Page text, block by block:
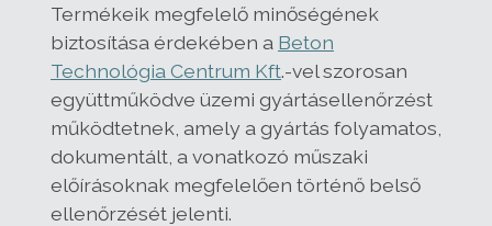
Termékeik megfelelő minőségének
biztosítása érdekében a Beton
Technológia Centrum Kft.-vel szorosan
együttműködve üzemi gyártásellenőrzést
működtetnek, amely a gyártás folyamatos,
dokumentált, a vonatkozó műszaki
előírásoknak megfelelően történő belső
ellenőrzését jelenti.